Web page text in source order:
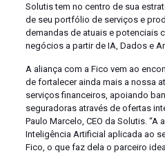
Solutis tem no centro de sua
de seu portfólio de serviços e
demandas de atuais e potenciais
negócios a partir de IA, Dados e
A aliança com a Fico vem ao
de fortalecer ainda mais a nossa
serviços financeiros, apoiando
seguradoras através de ofertas
Paulo Marcelo, CEO da Solutis. “A
Inteligência Artificial aplicada ao
Fico, o que faz dela o parceiro